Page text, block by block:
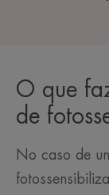
O que
de
No caso de